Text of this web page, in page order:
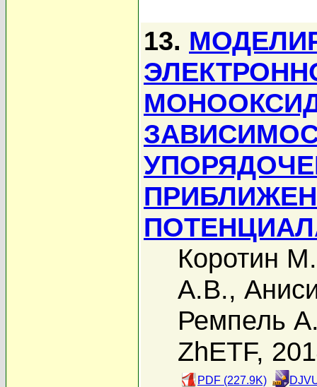
13.
Коротин
А.В.,
Ремпель
ZhETF,
PDF (227.9K)